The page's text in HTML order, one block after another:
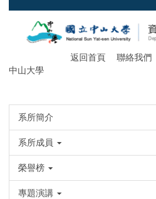
跳
容
返回首頁 聯絡我們
中山大學
系所簡介
系所成員
榮譽榜
專題演講